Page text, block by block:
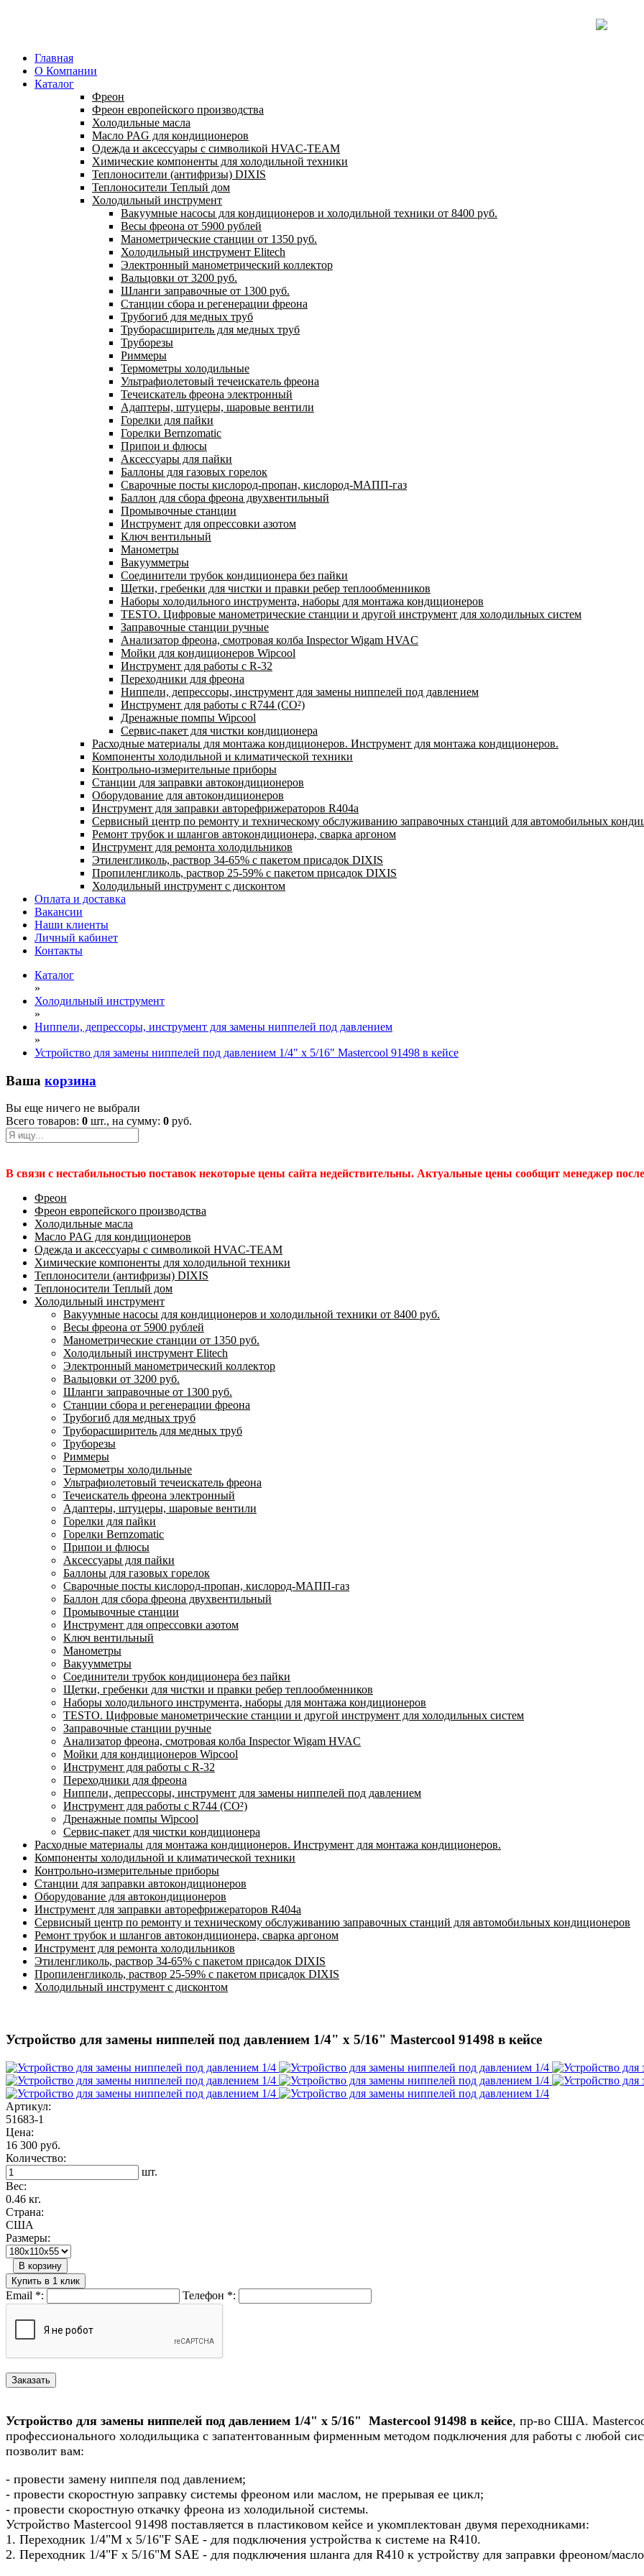
Главная
О Компании
Каталог
Фреон
Фреон европейского производства
Холодильные масла
Масло PAG для кондиционеров
Одежда и аксессуары с символикой HVAC-TEAM
Химические компоненты для холодильной техники
Теплоносители (антифризы) DIXIS
Теплоносители Теплый дом
Холодильный инструмент
Вакуумные насосы для кондиционеров и холодильной техники от 8400 руб.
Весы фреона от 5900 рублей
Манометрические станции от 1350 руб.
Холодильный инструмент Elitech
Электронный манометрический коллектор
Вальцовки от 3200 руб.
Шланги заправочные от 1300 руб.
Станции сбора и регенерации фреона
Трубогиб для медных труб
Труборасширитель для медных труб
Труборезы
Риммеры
Термометры холодильные
Ультрафиолетовый течеискатель фреона
Течеискатель фреона электронный
Адаптеры, штуцеры, шаровые вентили
Горелки для пайки
Горелки Bernzomatic
Припои и флюсы
Аксессуары для пайки
Баллоны для газовых горелок
Сварочные посты кислород-пропан, кислород-МАПП-газ
Баллон для сбора фреона двухвентильный
Промывочные станции
Инструмент для опрессовки азотом
Ключ вентильный
Манометры
Вакуумметры
Соединители трубок кондиционера без пайки
Щетки, гребенки для чистки и правки ребер теплообменников
Наборы холодильного инструмента, наборы для монтажа кондиционеров
TESTO. Цифровые манометрические станции и другой инструмент для холодильных систем
Заправочные станции ручные
Анализатор фреона, смотровая колба Inspector Wigam HVAC
Мойки для кондиционеров Wipcool
Инструмент для работы с R-32
Переходники для фреона
Ниппели, депрессоры, инструмент для замены ниппелей под давлением
Инструмент для работы с R744 (CO²)
Дренажные помпы Wipcool
Сервис-пакет для чистки кондиционера
Расходные материалы для монтажа кондиционеров. Инструмент для монтажа кондиционеров.
Компоненты холодильной и климатической техники
Контрольно-измерительные приборы
Станции для заправки автокондиционеров
Оборудование для автокондиционеров
Инструмент для заправки авторефрижераторов R404a
Сервисный центр по ремонту и техническому обслуживанию заправочных станций для автомобильных
Ремонт трубок и шлангов автокондиционера, сварка аргоном
Инструмент для ремонта холодильников
Этиленгликоль, раствор 34-65% с пакетом присадок DIXIS
Пропиленгликоль, раствор 25-59% с пакетом присадок DIXIS
Холодильный инструмент с дисконтом
Оплата и доставка
Вакансии
Наши клиенты
Личный кабинет
Контакты
Каталог
»
Холодильный инструмент
»
Ниппели, депрессоры, инструмент для замены ниппелей под давлением
»
Устройство для замены ниппелей под давлением 1/4" х 5/16" Mastercool 91498 в кейсе
Ваша корзина
Вы еще ничего не выбрали
Всего товаров: 0 шт., на сумму: 0 руб.
В связи с нестабильностью поставок некоторые цены сайта недействительны. Актуальные цены сообщит менеджер
Фреон
Фреон европейского производства
Холодильные масла
Масло PAG для кондиционеров
Одежда и аксессуары с символикой HVAC-TEAM
Химические компоненты для холодильной техники
Теплоносители (антифризы) DIXIS
Теплоносители Теплый дом
Холодильный инструмент
Вакуумные насосы для кондиционеров и холодильной техники от 8400 руб.
Весы фреона от 5900 рублей
Манометрические станции от 1350 руб.
Холодильный инструмент Elitech
Электронный манометрический коллектор
Вальцовки от 3200 руб.
Шланги заправочные от 1300 руб.
Станции сбора и регенерации фреона
Трубогиб для медных труб
Труборасширитель для медных труб
Труборезы
Риммеры
Термометры холодильные
Ультрафиолетовый течеискатель фреона
Течеискатель фреона электронный
Адаптеры, штуцеры, шаровые вентили
Горелки для пайки
Горелки Bernzomatic
Припои и флюсы
Аксессуары для пайки
Баллоны для газовых горелок
Сварочные посты кислород-пропан, кислород-МАПП-газ
Баллон для сбора фреона двухвентильный
Промывочные станции
Инструмент для опрессовки азотом
Ключ вентильный
Манометры
Вакуумметры
Соединители трубок кондиционера без пайки
Щетки, гребенки для чистки и правки ребер теплообменников
Наборы холодильного инструмента, наборы для монтажа кондиционеров
TESTO. Цифровые манометрические станции и другой инструмент для холодильных систем
Заправочные станции ручные
Анализатор фреона, смотровая колба Inspector Wigam HVAC
Мойки для кондиционеров Wipcool
Инструмент для работы с R-32
Переходники для фреона
Ниппели, депрессоры, инструмент для замены ниппелей под давлением
Инструмент для работы с R744 (CO²)
Дренажные помпы Wipcool
Сервис-пакет для чистки кондиционера
Расходные материалы для монтажа кондиционеров. Инструмент для монтажа кондиционеров.
Компоненты холодильной и климатической техники
Контрольно-измерительные приборы
Станции для заправки автокондиционеров
Оборудование для автокондиционеров
Инструмент для заправки авторефрижераторов R404a
Сервисный центр по ремонту и техническому обслуживанию заправочных станций для автомобильных кондиционеров
Ремонт трубок и шлангов автокондиционера, сварка аргоном
Инструмент для ремонта холодильников
Этиленгликоль, раствор 34-65% с пакетом присадок DIXIS
Пропиленгликоль, раствор 25-59% с пакетом присадок DIXIS
Холодильный инструмент с дисконтом
Устройство для замены ниппелей под давлением 1/4" х 5/16" Mastercool 91498 в кейсе
Артикул:
51683-1
Цена:
16 300 руб.
Количество:
шт.
Вес:
0.46 кг.
Страна:
США
Размеры:
В корзину
Купить в 1 клик
Email *: Телефон *:
Устройство для замены ниппелей под давлением 1/4" х 5/16" Mastercool 91498 в кейсе, пр-во США.
профессионального холодильщика с запатентованным фирменным методом подключения для работы с любой
позволит вам:
- провести замену ниппеля под давлением;
- провести скоростную заправку системы фреоном или маслом, не прерывая ее цикл;
- провести скоростную откачку фреона из холодильной системы.
Устройство Mastercool 91498 поставляется в пластиковом кейсе и укомплектован двумя переходниками:
1. Переходник 1/4"M x 5/16"F SAE - для подключения устройства к системе на R410.
2. Переходник 1/4"F x 5/16"M SAE - для подключения шланга для R410 к устройству для заправки фреоном/